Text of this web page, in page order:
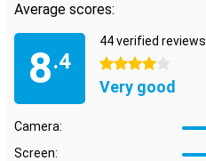
Average scores:
8.4
44 verified reviews
4 stars
Very good
Camera:
Screen: